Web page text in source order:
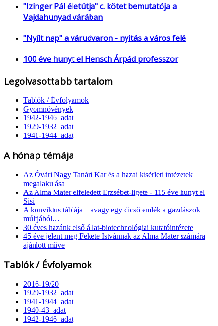
"Izinger Pál életútja" c. kötet bemutatója a
Vajdahunyad várában
"Nyílt nap" a várudvaron - nyitás a város felé
100 éve hunyt el Hensch Árpád professzor
Legolvasottabb tartalom
Tablók / Évfolyamok
Gyomnövények
1942-1946_adat
1929-1932_adat
1941-1944_adat
A hónap témája
Az Óvári Nagy Tanári Kar és a hazai kísérleti intézetek
megalakulása
Az Alma Mater elfeledett Erzsébet-ligete - 115 éve hunyt el
Sisi
A konviktus táblája – avagy egy dicső emlék a gazdászok
múltjából…
30 éves hazánk első állat-biotechnológiai kutatóintézete
45 éve jelent meg Fekete Istvánnak az Alma Mater számára
ajánlott műve
Tablók / Évfolyamok
2016-19/20
1929-1932_adat
1941-1944_adat
1940-43_adat
1942-1946_adat